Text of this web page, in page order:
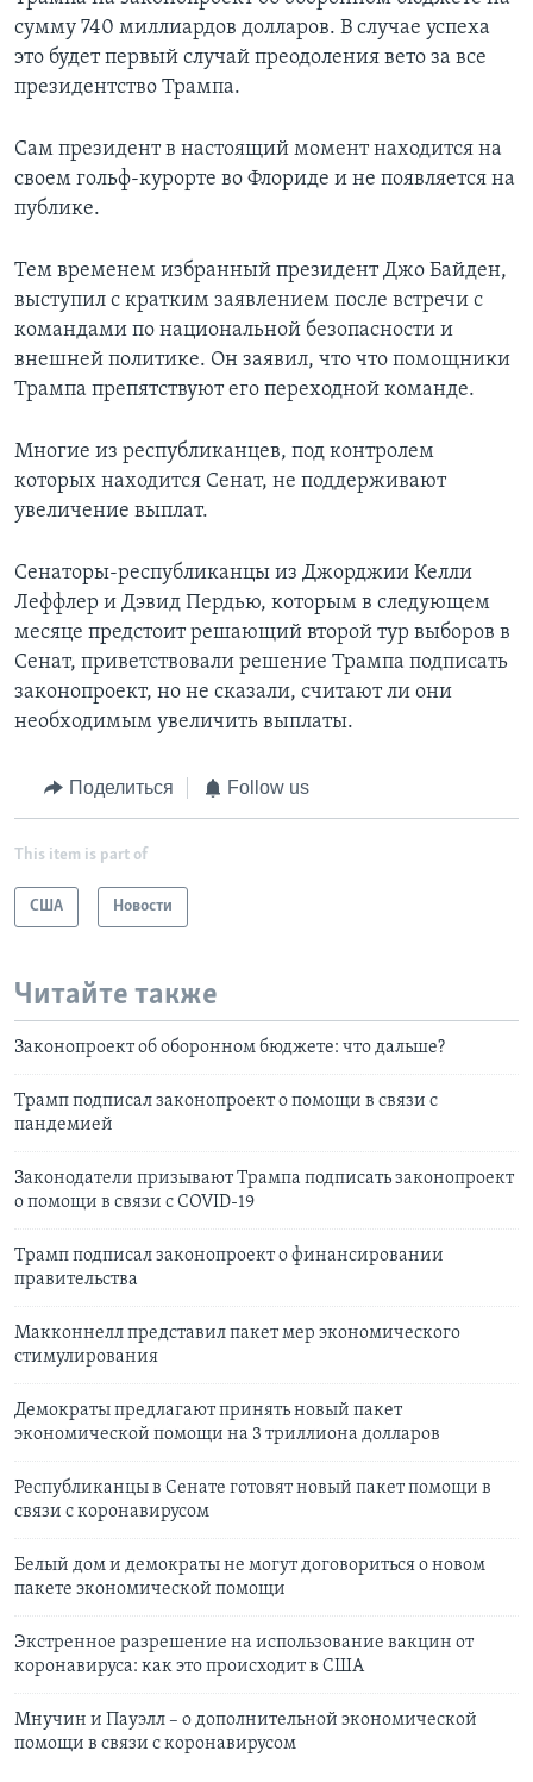
сумму 740 миллиардов долларов. В случае успеха
это будет первый случай преодоления вето за все
президентство Трампа.
Сам президент в настоящий момент находится на
своем гольф-курорте во Флориде и не появляется на
публике.
Тем временем избранный президент Джо Байден,
выступил с кратким заявлением после встречи с
командами по национальной безопасности и
внешней политике. Он заявил, что что помощники
Трампа препятствуют его переходной команде.
Многие из республиканцев, под контролем
которых находится Сенат, не поддерживают
увеличение выплат.
Сенаторы-республиканцы из Джорджии Келли
Леффлер и Дэвид Пердью, которым в следующем
месяце предстоит решающий второй тур выборов в
Сенат, приветствовали решение Трампа подписать
законопроект, но не сказали, считают ли они
необходимым увеличить выплаты.
Поделиться Follow us
This item is part of
США Новости
Читайте также
Законопроект об оборонном бюджете: что дальше?
Трамп подписал законопроект о помощи в связи с
пандемией
Законодатели призывают Трампа подписать законопроект
о помощи в связи с COVID-19
Трамп подписал законопроект о финансировании
правительства
Макконнелл представил пакет мер экономического
стимулирования
Демократы предлагают принять новый пакет
экономической помощи на 3 триллиона долларов
Республиканцы в Сенате готовят новый пакет помощи в
связи с коронавирусом
Белый дом и демократы не могут договориться о новом
пакете экономической помощи
Экстренное разрешение на использование вакцин от
коронавируса: как это происходит в США
Мнучин и Пауэлл – о дополнительной экономической
помощи в связи с коронавирусом